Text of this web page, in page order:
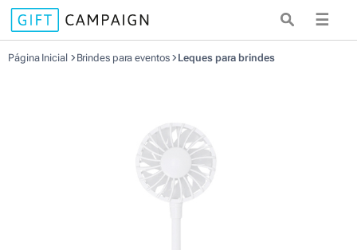
☰
Página Inicial Brindes para eventos Leques para brindes